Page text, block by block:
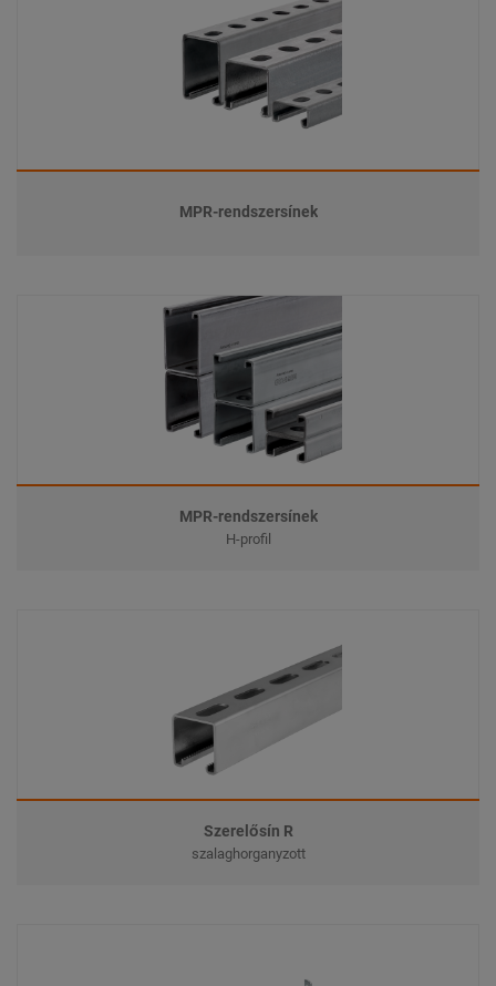
MPR-rendszersínek
MPR-rendszersínek
H-profil
Szerelősín R
szalaghorganyzott